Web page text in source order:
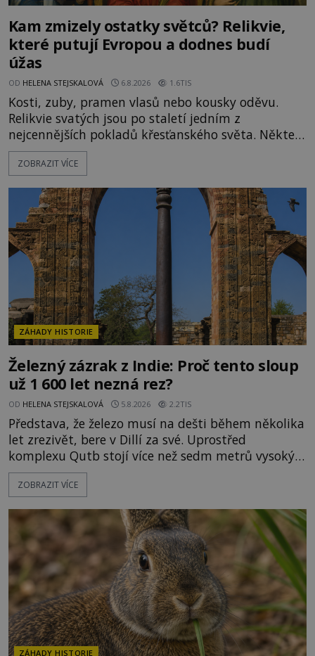
Kam zmizely ostatky světců? Relikvie,
které putují Evropou a dodnes budí
úžas
OD HELENA STEJSKALOVÁ 6.8.2026 1.6TIS
Kosti, zuby, pramen vlasů nebo kousky oděvu.
Relikvie svatých jsou po staletí jedním z
nejcennějších pokladů křesťanského světa. Některé
mají pečlivě doloženou historii, jiné provází
záhady, krádeže i nečekané objevy. Jejich osudy
o skutečné historické události. Ve středověké
Evropě mají relikvie mimořádnou hodnotu. Nejsou
jen předmětem úcty
ZOBRAZIT VÍCE
ZÁHADY HISTORIE
Železný zázrak z Indie: Proč tento sloup
už 1 600 let nezná rez?
OD HELENA STEJSKALOVÁ 5.8.2026 2.2TIS
Představa, že železo musí na dešti během několika
let zrezivět, bere v Dillí za své. Uprostřed
komplexu Qutb stojí více než sedm metrů vysoký
železný sloup, který už přibližně 1 600 let odolává
počasí s jen nepatrnými stopami koroze. Jeho
ztracených technologiích či tajemných
materiálech. Moderní metalurgie však ukazuje, že
skutečné vysvětlení je ješt
ZOBRAZIT VÍCE
ZÁHADY HISTORIE